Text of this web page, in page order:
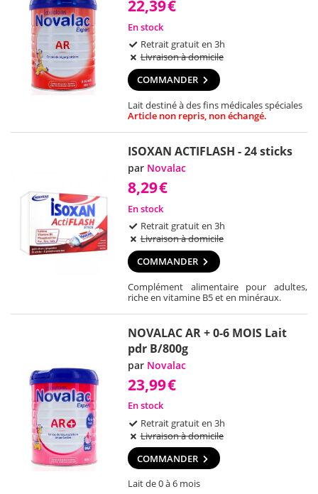
22,39€
En stock
Retrait gratuit en 3h
Livraison à domicile
COMMANDER
Lait destiné à des fins médicales spéciales
Article non repris, non échangé.
ISOXAN ACTIFLASH - 24 sticks
par Novalac
8,29€
En stock
Retrait gratuit en 3h
Livraison à domicile
COMMANDER
Complément alimentaire pour adultes,
riche en vitamine B5 et en minéraux.
NOVALAC AR + 0-6 MOIS Lait
pdr B/800g
par Novalac
23,99€
En stock
Retrait gratuit en 3h
Livraison à domicile
COMMANDER
Lait de 0 à 6 mois